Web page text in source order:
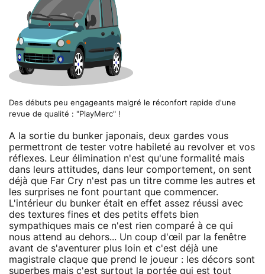
Des débuts peu engageants malgré le réconfort rapide d'une
revue de qualité : "PlayMerc" !
A la sortie du bunker japonais, deux gardes vous
permettront de tester votre habileté au revolver et vos
réflexes. Leur élimination n'est qu'une formalité mais
dans leurs attitudes, dans leur comportement, on sent
déjà que Far Cry n'est pas un titre comme les autres et
les surprises ne font pourtant que commencer.
L'intérieur du bunker était en effet assez réussi avec
des textures fines et des petits effets bien
sympathiques mais ce n'est rien comparé à ce qui
nous attend au dehors... Un coup d'œil par la fenêtre
avant de s'aventurer plus loin et c'est déjà une
magistrale claque que prend le joueur : les décors sont
superbes mais c'est surtout la portée qui est tout